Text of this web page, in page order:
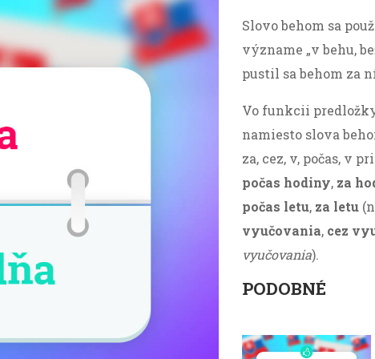
Slovo behom sa
význame „v behu,
pustil sa behom za
Vo funkcii
namiesto slova
za, cez, v, počas, v
počas hodiny, za
počas letu, za letu
vyučovania, cez
vyučovania).
PODOBNÉ